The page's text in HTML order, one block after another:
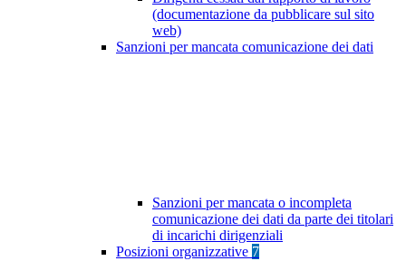
(documentazione da pubblicare sul sito
web)
Sanzioni per mancata comunicazione dei dati
Sanzioni per mancata o incompleta
comunicazione dei dati da parte dei titolari
di incarichi dirigenziali
Posizioni organizzative 7